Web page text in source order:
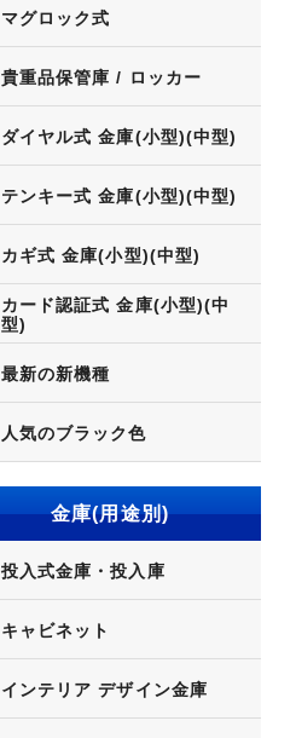
マグロック式
貴重品保管庫 / ロッカー
ダイヤル式 金庫(小型)(中型)
テンキー式 金庫(小型)(中型)
カギ式 金庫(小型)(中型)
カード認証式 金庫(小型)(中
型)
最新の新機種
人気のブラック色
金庫(用途別)
投入式金庫・投入庫
キャビネット
インテリア デザイン金庫